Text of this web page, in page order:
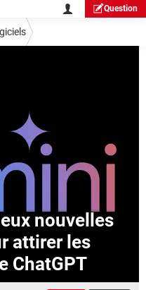
Question
nouvelles
attirer les
ChatGPT